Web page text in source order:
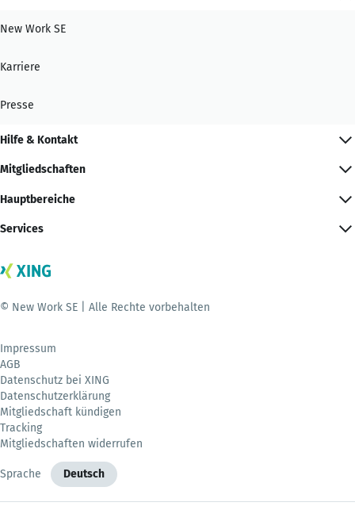
New Work SE
Karriere
Presse
Hilfe & Kontakt
Mitgliedschaften
Hauptbereiche
Services
© New Work SE | Alle Rechte vorbehalten
Impressum
AGB
Datenschutz bei XING
Datenschutzerklärung
Mitgliedschaft kündigen
Tracking
Mitgliedschaften widerrufen
Sprache Deutsch